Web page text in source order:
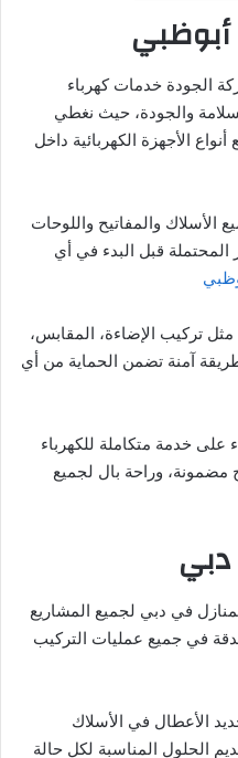
الجودة خدمات كهرباء
والجودة، حيث نغطي
الأجهزة الكهربائية داخل
والمفاتيح واللوحات
المحتملة قبل البدء في أي
مثل تركيب الإضاءة، المقابس،
آمنة تضمن الحماية من أي
خدمة متكاملة للكهرباء
مضمونة، وراحة بال لجميع
في دبي لجميع المشاريع
في جميع عمليات التركيب
الأعطال في الأسلاك
الحلول المناسبة لكل حالة